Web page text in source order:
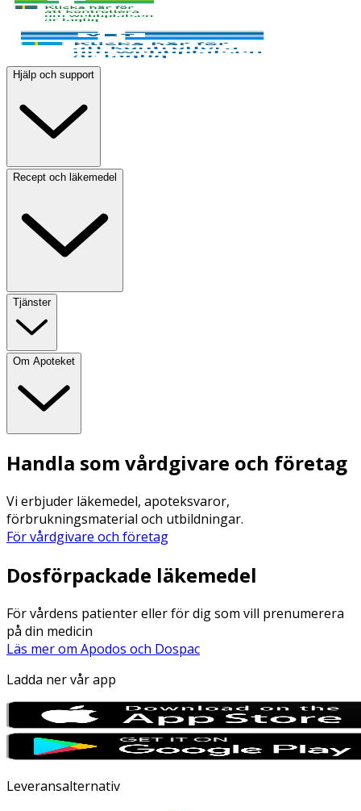
Hjälp och support
Recept och läkemedel
Tjänster
Om Apoteket
Handla som vårdgivare och företag
Vi erbjuder läkemedel, apoteksvaror,
förbrukningsmaterial och utbildningar.
För vårdgivare och företag
Dosförpackade läkemedel
För vårdens patienter eller för dig som vill prenumerera
på din medicin
Läs mer om Apodos och Dospac
Ladda ner vår app
Leveransalternativ